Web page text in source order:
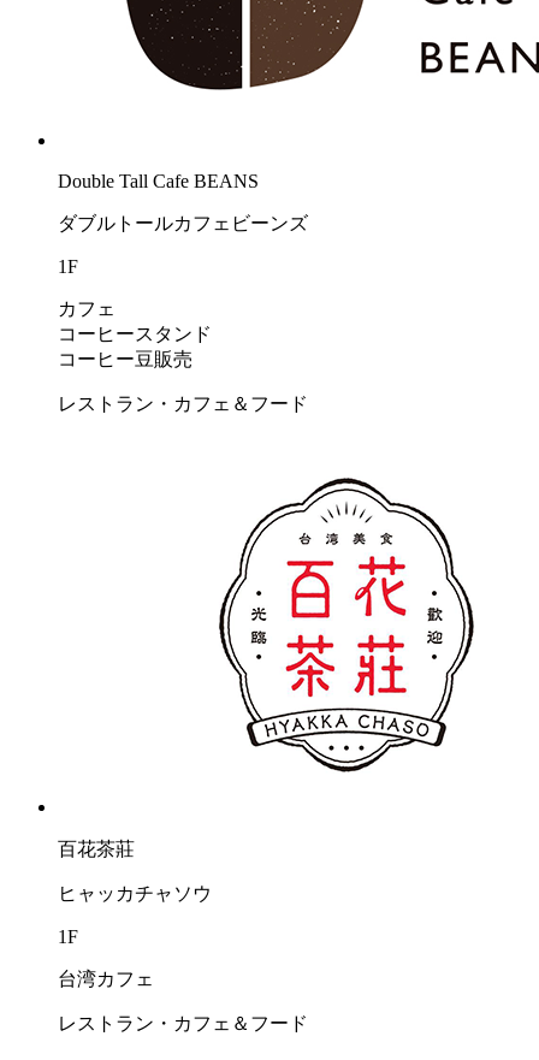
Double Tall Cafe BEANS
ダブルトールカフェビーンズ
1F
カフェ
コーヒースタンド
コーヒー豆販売
レストラン・カフェ＆フード
百花茶莊
ヒャッカチャソウ
1F
台湾カフェ
レストラン・カフェ＆フード